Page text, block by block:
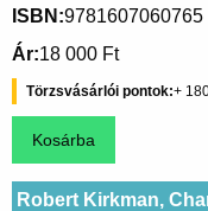
ISBN 9781607060765
Ár 18 000 Ft
Törzsvásárlói pontok
Robert Kirkman,